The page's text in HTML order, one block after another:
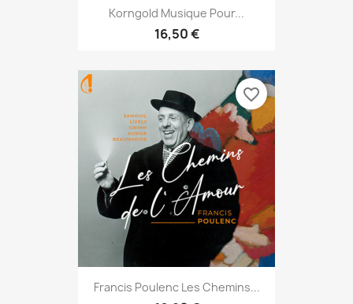
Korngold Musique Pour...
16,50 €
Francis Poulenc Les Chemins...
favorite_border